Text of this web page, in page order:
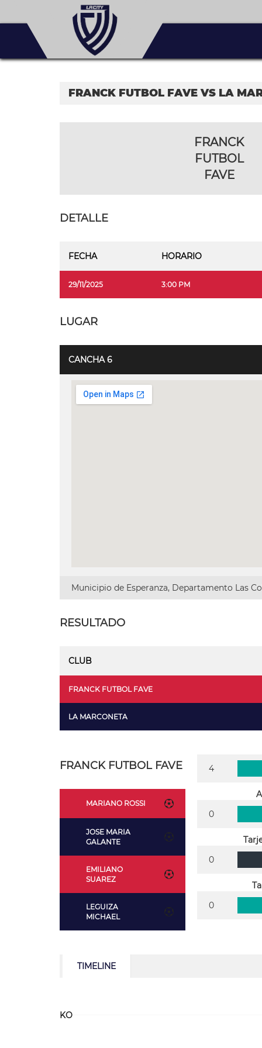
FRANCK FUTBOL FAVE VS LA
FRANCK
FUTBOL
FAVE
DETALLE
FECHA HORARIO
29/11/2025 3:00 PM
LUGAR
CANCHA 6
Municipio de Esperanza, Departamento Las
RESULTADO
CLUB
FRANCK FUTBOL FAVE
LA MARCONETA
FRANCK FUTBOL FAVE
MARIANO ROSSI
JOSE MARIA
GALANTE
EMILIANO
SUAREZ
LEGUIZA
MICHAEL
4
0
0
0
TIMELINE
KO